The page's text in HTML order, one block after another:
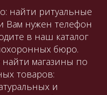
найти ритуальные
Вам нужен телефон
в наш каталог
бюро.
найти магазины по
товаров:
и